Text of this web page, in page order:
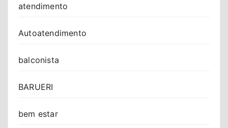
atendimento
Autoatendimento
balconista
BARUERI
bem estar